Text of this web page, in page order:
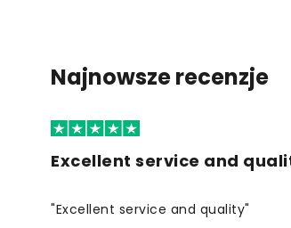
Najnowsze recenzje
Excellent service and
"Excellent service and quality"